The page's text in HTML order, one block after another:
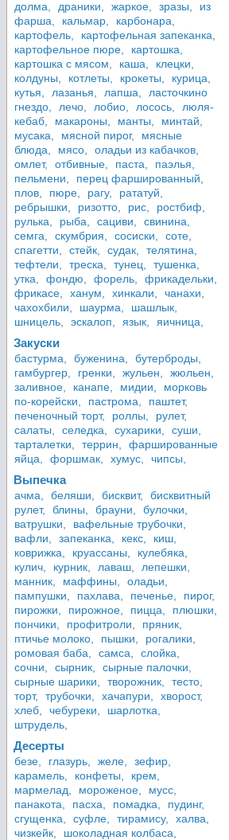
долма, драники, жаркое, зразы,
из
фарша,
кальмар,
карбонара,
картофель,
картофельная запеканка,
картофельное пюре,
картошка,
картошка с мясом,
каша,
клецки,
колдуны,
котлеты, крокеты,
курица,
кутья,
лазанья, лапша,
ласточкино
гнездо,
лечо, лобио, лосось,
люля-
кебаб,
макароны, манты,
минтай,
мусака,
мясной пирог,
мясные
блюда,
мясо,
оладьи из кабачков,
омлет,
отбивные, паста,
паэлья,
пельмени,
перец фаршированный,
плов,
пюре, рагу,
рататуй,
ребрышки,
ризотто, рис,
ростбиф,
рулька,
рыба, сациви,
свинина,
семга,
скумбрия, сосиски,
соте,
спагетти,
стейк, судак,
телятина,
тефтели,
треска, тунец,
тушенка,
утка,
фондю, форель,
фрикадельки,
фрикасе,
ханум, хинкали,
чанахи,
чахохбили,
шаурма,
шашлык,
шницель,
эскалоп, язык, яичница,
Закуски
бастурма, буженина,
бутерброды,
гамбургер,
гренки, жульен,
жюльен,
заливное,
канапе, мидии,
морковь
по-корейски,
пастрома,
паштет,
печеночный торт,
роллы,
рулет,
салаты,
селедка, сухарики,
суши,
тарталетки,
террин,
фаршированные
яйца,
форшмак, хумус, чипсы,
Выпечка
ачма, беляши, бисквит,
бисквитный
рулет,
блины, брауни,
булочки,
ватрушки,
вафельные трубочки,
вафли,
запеканка, кекс,
киш,
коврижка,
круассаны,
кулебяка,
кулич,
курник, лаваш,
лепешки,
манник,
маффины,
оладьи,
пампушки,
пахлава, печенье,
пирог,
пирожки,
пирожное, пицца,
плюшки,
пончики,
профитроли,
пряник,
птичье молоко,
пышки,
рогалики,
ромовая баба,
самса,
слойка,
сочни,
сырник,
сырные палочки,
сырные шарики,
творожник,
тесто,
торт,
трубочки, хачапури,
хворост,
хлеб,
чебуреки,
шарлотка,
штрудель,
Десерты
безе, глазурь, желе,
зефир,
карамель,
конфеты,
крем,
мармелад,
мороженое,
мусс,
панакота,
пасха, помадка,
пудинг,
сгущенка,
суфле, тирамису,
халва,
чизкейк,
шоколадная колбаса,